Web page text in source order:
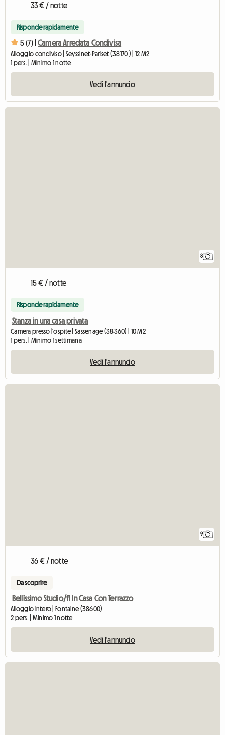
33 € / notte
Risponde rapidamente
5 (7) | Camera Arredata Condivisa
Alloggio condiviso | Seyssinet-Pariset (38170 ) | 12 M2
1 pers. | Minimo 1 notte
Vedi l'annuncio
8
15 € / notte
Risponde rapidamente
Stanza in una casa privata
Camera presso l'ospite | Sassenage (38360) | 10 M2
1 pers. | Minimo 1 settimana
Vedi l'annuncio
9
36 € / notte
Da scoprire
Bellissimo Studio/f1 In Casa Con Terrazzo
Alloggio intero | Fontaine (38600)
2 pers. | Minimo 1 notte
Vedi l'annuncio